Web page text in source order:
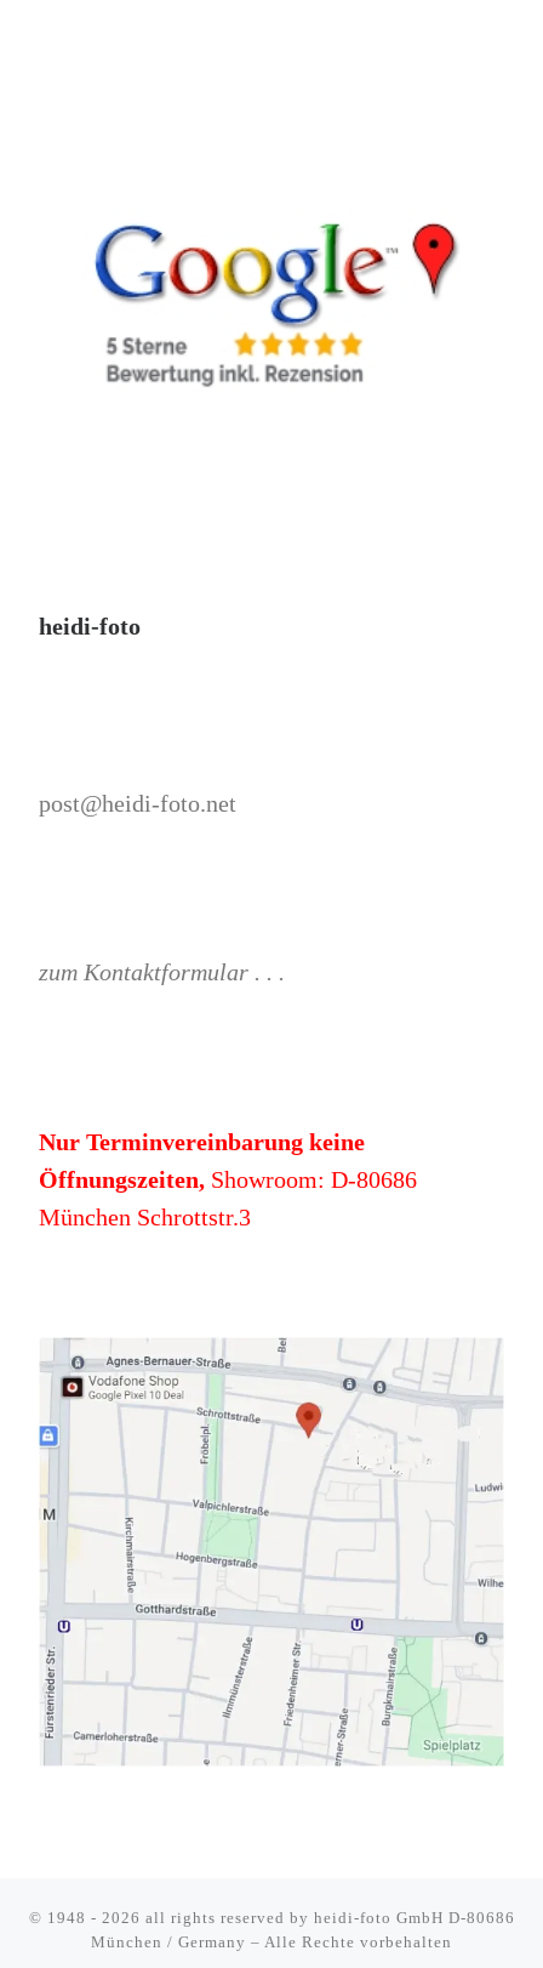
heidi-foto
post@heidi-foto.net
zum Kontaktformular . . .
Nur Terminvereinbarung keine
Öffnungszeiten,Showroom: D-80686
München Schrottstr.3
© 1948 - 2026 all rights reserved by heidi-foto GmbH D-80686
München / Germany – Alle Rechte vorbehalten